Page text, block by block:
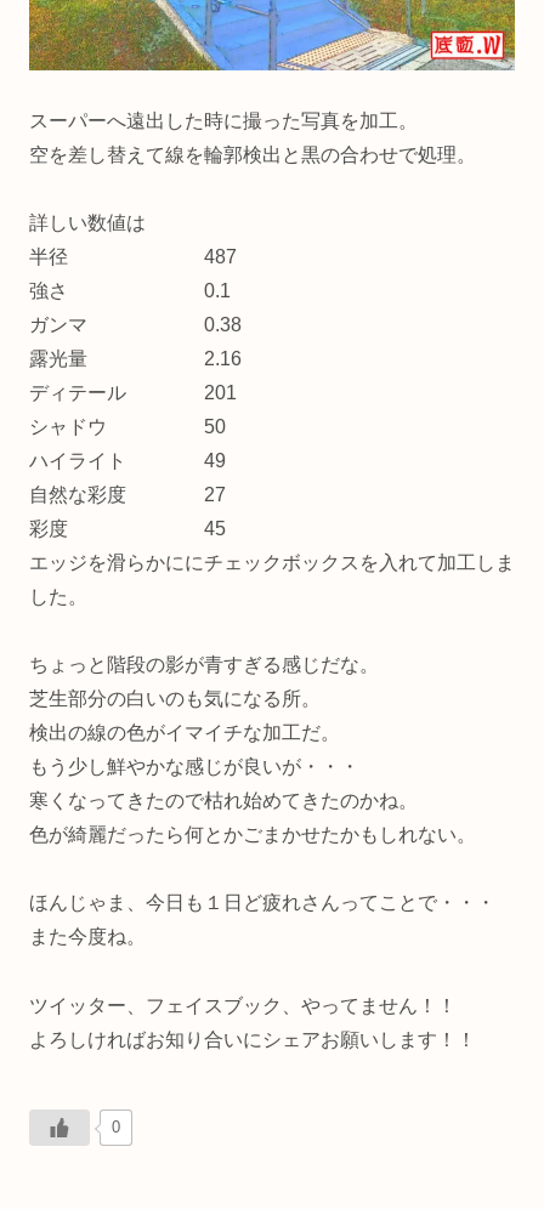
スーパーへ遠出した時に撮った写真を加工。
空を差し替えて線を輪郭検出と黒の合わせで処理。
詳しい数値は
半径 487
強さ 0.1
ガンマ 0.38
露光量 2.16
ディテール 201
シャドウ 50
ハイライト 49
自然な彩度 27
彩度 45
エッジを滑らかににチェックボックスを入れて加工しま
した。
ちょっと階段の影が青すぎる感じだな。
芝生部分の白いのも気になる所。
検出の線の色がイマイチな加工だ。
もう少し鮮やかな感じが良いが・・・
寒くなってきたので枯れ始めてきたのかね。
色が綺麗だったら何とかごまかせたかもしれない。
ほんじゃま、今日も１日ど疲れさんってことで・・・
また今度ね。
ツイッター、フェイスブック、やってません！！
よろしければお知り合いにシェアお願いします！！
0